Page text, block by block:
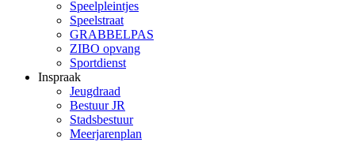
Speelpleintjes
Speelstraat
GRABBELPAS
ZIBO opvang
Sportdienst
Inspraak
Jeugdraad
Bestuur JR
Stadsbestuur
Meerjarenplan